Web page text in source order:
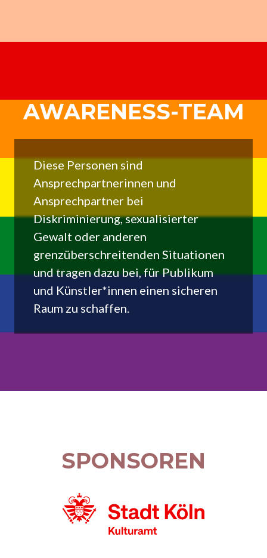
AWARENESS-TEAM
Diese Personen sind
Ansprechpartnerinnen und
Ansprechpartner bei
Diskriminierung, sexualisierter
Gewalt oder anderen
grenzüberschreitenden Situationen
und tragen dazu bei, für Publikum
und Künstler*innen einen sicheren
Raum zu schaffen.
SPONSOREN